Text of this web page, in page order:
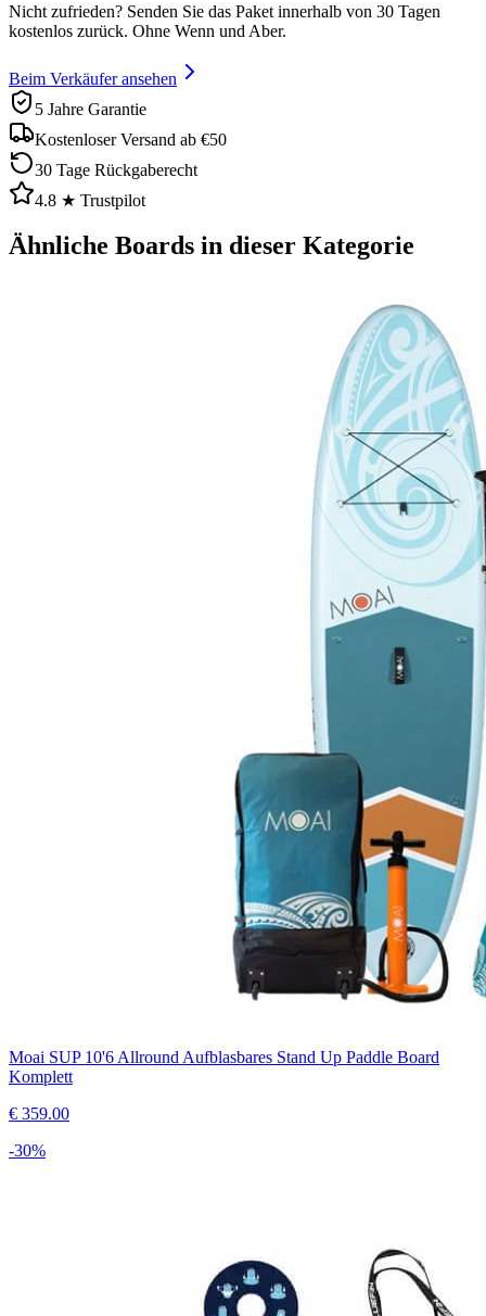
Nicht zufrieden? Senden Sie das Paket innerhalb von 30 Tagen
kostenlos zurück. Ohne Wenn und Aber.
Beim Verkäufer ansehen
5 Jahre Garantie
Kostenloser Versand ab €50
30 Tage Rückgaberecht
4.8 ★ Trustpilot
Ähnliche Boards in dieser Kategorie
Moai SUP 10'6 Allround Aufblasbares Stand Up Paddle Board
Komplett
€ 359.00
-30%